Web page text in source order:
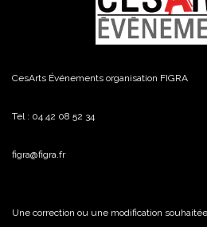
CesArts Événements organisation FIGRA
Tel : 04 42 08 52 34
figra@figra.fr
Une correction ou une modification